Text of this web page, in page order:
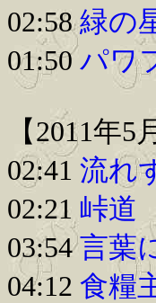
02:58緑の
01:50パワ
【2011年5
02:41 流れ
02:21 峠道
03:54言葉
04:12 食糧